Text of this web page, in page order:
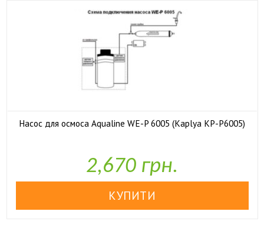
Насос для осмоса Aqualine WE-P 6005 (Kaplya KP-P6005)
2,670 грн.